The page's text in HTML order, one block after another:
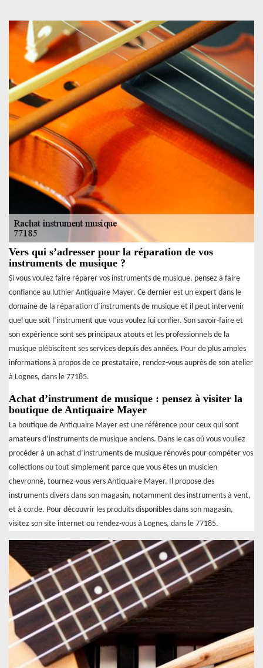
Vers qui s’adresser pour la réparation de vos
instruments de musique ?
Si vous voulez faire réparer vos instruments de musique, pensez à faire
confiance au luthier Antiquaire Mayer. Ce dernier est un expert dans le
domaine de la réparation d’instruments de musique et il peut intervenir
quel que soit l’instrument que vous voulez lui confier. Son savoir-faire et
son expérience sont ses principaux atouts et les professionnels de la
musique plébiscitent ses services depuis des années. Pour de plus amples
informations à propos de ce prestataire, rendez-vous auprès de son atelier
à Lognes, dans le 77185.
Achat d’instrument de musique : pensez à visiter la
boutique de Antiquaire Mayer
La boutique de Antiquaire Mayer est une référence pour ceux qui sont
amateurs d’instruments de musique anciens. Dans le cas où vous vouliez
procéder à un achat d’instruments de musique rénovés pour compéter vos
collections ou tout simplement parce que vous êtes un musicien
chevronné, tournez-vous vers Antiquaire Mayer. Il propose des
instruments divers dans son magasin, notamment des instruments à vent,
et à corde. Pour découvrir les produits disponibles dans son magasin,
visitez son site internet ou rendez-vous à Lognes, dans le 77185.